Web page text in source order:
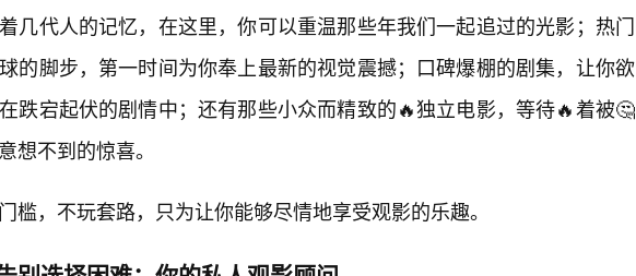
几代人的记忆，在这里，你可以重温那些年我们一起追过的光影；热门
的脚步，第一时间为你奉上最新的视觉震撼；口碑爆棚的剧集，让你欲
跌宕起伏的剧情中；还有那些小众而精致的🔥独立电影，等待🔥着被🤔
想不到的惊喜。
槛，不玩套路，只为让你能够尽情地享受观影的乐趣。